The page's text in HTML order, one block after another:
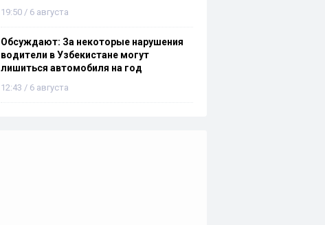
19:50 / 6 августа
Обсуждают: За некоторые нарушения
водители в Узбекистане могут
лишиться автомобиля на год
12:43 / 6 августа